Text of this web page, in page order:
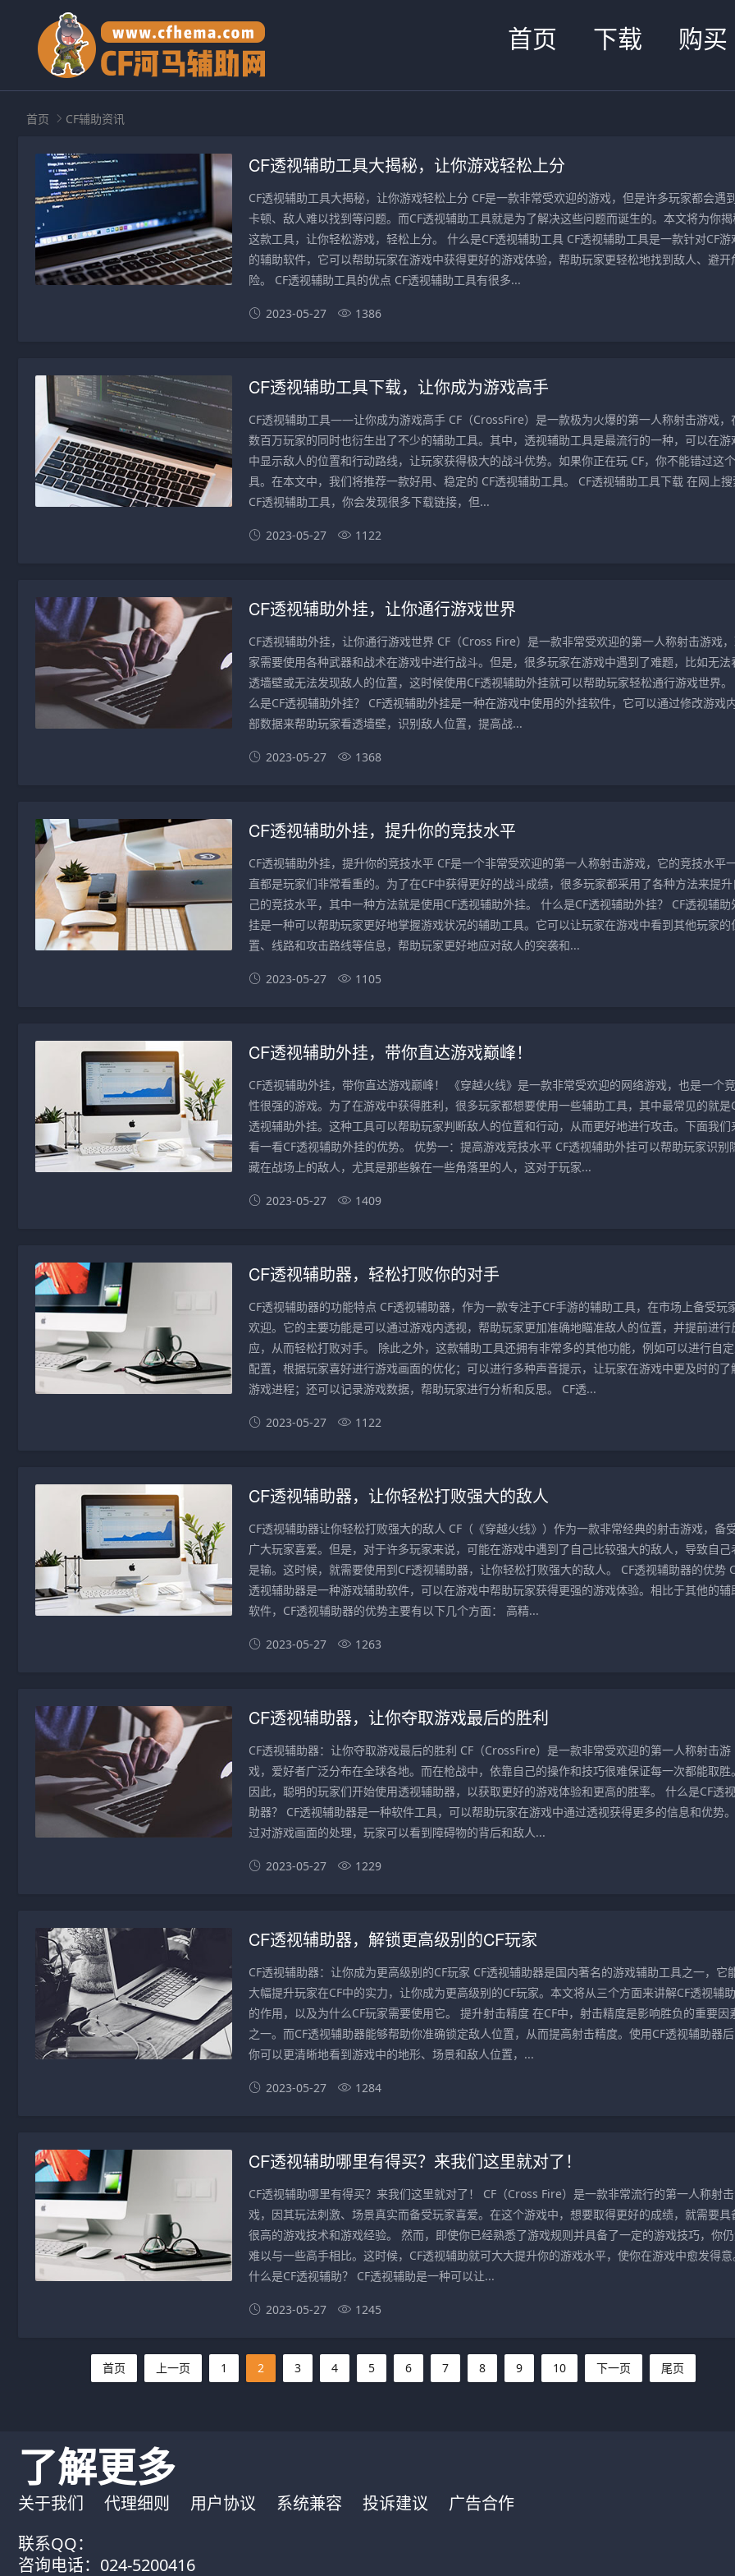
首页 下载 购买
首页 CF辅助资讯
CF透视辅助工具大揭秘，让你游戏轻松上分
CF透视辅助工具大揭秘，让你游戏轻松上分 CF是一款非常受欢迎的游戏，但是许多玩家都会遇
卡顿、敌人难以找到等问题。而CF透视辅助工具就是为了解决这些问题而诞生的。本文将为你
这款工具，让你轻松游戏，轻松上分。 什么是CF透视辅助工具 CF透视辅助工具是一款针对CF游
的辅助软件，它可以帮助玩家在游戏中获得更好的游戏体验，帮助玩家更轻松地找到敌人、避开
险。 CF透视辅助工具的优点 CF透视辅助工具有很多...
2023-05-27 1386
CF透视辅助工具下载，让你成为游戏高手
CF透视辅助工具——让你成为游戏高手 CF（CrossFire）是一款极为火爆的第一人称射击游戏，
数百万玩家的同时也衍生出了不少的辅助工具。其中，透视辅助工具是最流行的一种，可以在游
中显示敌人的位置和行动路线，让玩家获得极大的战斗优势。如果你正在玩 CF，你不能错过这
具。在本文中，我们将推荐一款好用、稳定的 CF透视辅助工具。 CF透视辅助工具下载 在网上搜
CF透视辅助工具，你会发现很多下载链接，但...
2023-05-27 1122
CF透视辅助外挂，让你通行游戏世界
CF透视辅助外挂，让你通行游戏世界 CF（Cross Fire）是一款非常受欢迎的第一人称射击游戏
家需要使用各种武器和战术在游戏中进行战斗。但是，很多玩家在游戏中遇到了难题，比如无法
透墙壁或无法发现敌人的位置，这时候使用CF透视辅助外挂就可以帮助玩家轻松通行游戏世界
么是CF透视辅助外挂？ CF透视辅助外挂是一种在游戏中使用的外挂软件，它可以通过修改游戏
部数据来帮助玩家看透墙壁，识别敌人位置，提高战...
2023-05-27 1368
CF透视辅助外挂，提升你的竞技水平
CF透视辅助外挂，提升你的竞技水平 CF是一个非常受欢迎的第一人称射击游戏，它的竞技水平
直都是玩家们非常看重的。为了在CF中获得更好的战斗成绩，很多玩家都采用了各种方法来提升
己的竞技水平，其中一种方法就是使用CF透视辅助外挂。 什么是CF透视辅助外挂？ CF透视辅助
挂是一种可以帮助玩家更好地掌握游戏状况的辅助工具。它可以让玩家在游戏中看到其他玩家的
置、线路和攻击路线等信息，帮助玩家更好地应对敌人的突袭和...
2023-05-27 1105
CF透视辅助外挂，带你直达游戏巅峰！
CF透视辅助外挂，带你直达游戏巅峰！ 《穿越火线》是一款非常受欢迎的网络游戏，也是一个
性很强的游戏。为了在游戏中获得胜利，很多玩家都想要使用一些辅助工具，其中最常见的就是
透视辅助外挂。这种工具可以帮助玩家判断敌人的位置和行动，从而更好地进行攻击。下面我们
看一看CF透视辅助外挂的优势。 优势一：提高游戏竞技水平 CF透视辅助外挂可以帮助玩家识别
藏在战场上的敌人，尤其是那些躲在一些角落里的人，这对于玩家...
2023-05-27 1409
CF透视辅助器，轻松打败你的对手
CF透视辅助器的功能特点 CF透视辅助器，作为一款专注于CF手游的辅助工具，在市场上备受玩
欢迎。它的主要功能是可以通过游戏内透视，帮助玩家更加准确地瞄准敌人的位置，并提前进行
应，从而轻松打败对手。 除此之外，这款辅助工具还拥有非常多的其他功能，例如可以进行自
配置，根据玩家喜好进行游戏画面的优化；可以进行多种声音提示，让玩家在游戏中更及时的了
游戏进程；还可以记录游戏数据，帮助玩家进行分析和反思。 CF透...
2023-05-27 1122
CF透视辅助器，让你轻松打败强大的敌人
CF透视辅助器让你轻松打败强大的敌人 CF（《穿越火线》）作为一款非常经典的射击游戏，备
广大玩家喜爱。但是，对于许多玩家来说，可能在游戏中遇到了自己比较强大的敌人，导致自己
是输。这时候，就需要使用到CF透视辅助器，让你轻松打败强大的敌人。 CF透视辅助器的优势
透视辅助器是一种游戏辅助软件，可以在游戏中帮助玩家获得更强的游戏体验。相比于其他的辅
软件，CF透视辅助器的优势主要有以下几个方面： 高精...
2023-05-27 1263
CF透视辅助器，让你夺取游戏最后的胜利
CF透视辅助器：让你夺取游戏最后的胜利 CF（CrossFire）是一款非常受欢迎的第一人称射击游
戏，爱好者广泛分布在全球各地。而在枪战中，依靠自己的操作和技巧很难保证每一次都能取胜。
因此，聪明的玩家们开始使用透视辅助器，以获取更好的游戏体验和更高的胜率。 什么是CF透
助器？ CF透视辅助器是一种软件工具，可以帮助玩家在游戏中通过透视获得更多的信息和优势
过对游戏画面的处理，玩家可以看到障碍物的背后和敌人...
2023-05-27 1229
CF透视辅助器，解锁更高级别的CF玩家
CF透视辅助器：让你成为更高级别的CF玩家 CF透视辅助器是国内著名的游戏辅助工具之一，它
大幅提升玩家在CF中的实力，让你成为更高级别的CF玩家。本文将从三个方面来讲解CF透视辅
的作用，以及为什么CF玩家需要使用它。 提升射击精度 在CF中，射击精度是影响胜负的重要因
之一。而CF透视辅助器能够帮助你准确锁定敌人位置，从而提高射击精度。使用CF透视辅助器后
你可以更清晰地看到游戏中的地形、场景和敌人位置，...
2023-05-27 1284
CF透视辅助哪里有得买？来我们这里就对了！
CF透视辅助哪里有得买？来我们这里就对了！ CF（Cross Fire）是一款非常流行的第一人称射
戏，因其玩法刺激、场景真实而备受玩家喜爱。在这个游戏中，想要取得更好的成绩，就需要具
很高的游戏技术和游戏经验。 然而，即使你已经熟悉了游戏规则并具备了一定的游戏技巧，你
难以与一些高手相比。这时候，CF透视辅助就可大大提升你的游戏水平，使你在游戏中愈发得意
什么是CF透视辅助？ CF透视辅助是一种可以让...
2023-05-27 1245
首页 上一页 1 2 3 4 5 6 7 8 9 10 下一页 尾页
了解更多
关于我们 代理细则 用户协议 系统兼容 投诉建议
广告合作
联系QQ：
咨询电话：024-5200416